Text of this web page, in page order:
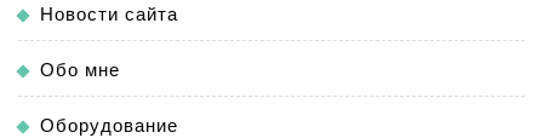
Новости сайта
Обо мне
Оборудование